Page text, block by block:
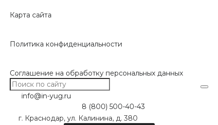
Карта сайта
Политика конфиденциальности
Соглашение на обработку персональных данных
info@in-yug.ru
8 (800) 500-40-43
г. Краснодар, ул. Калинина, д. 380